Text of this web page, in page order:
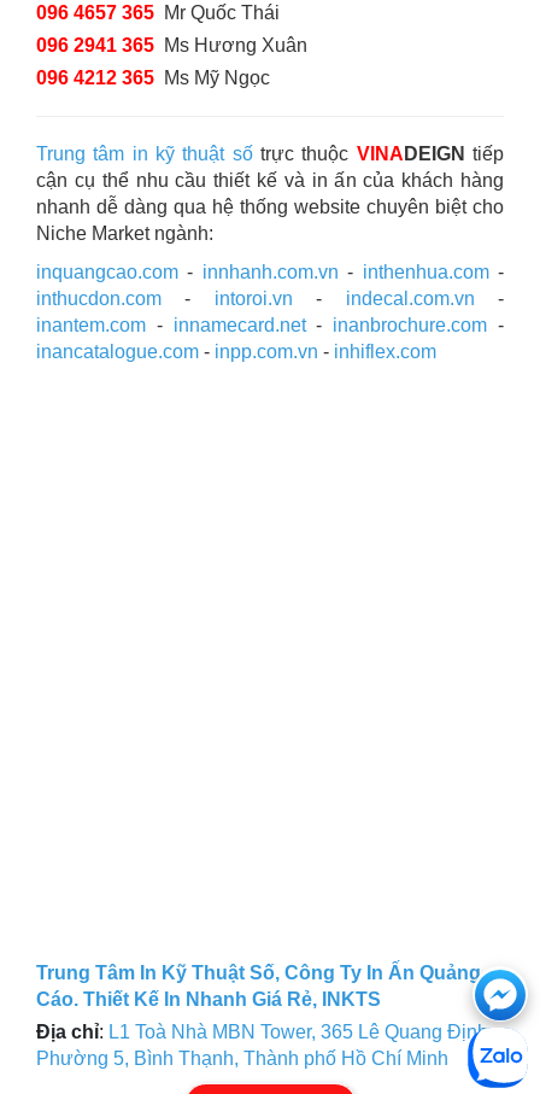
096 4657 365 Mr Quốc Thái
096 2941 365 Ms Hương Xuân
096 4212 365 Ms Mỹ Ngọc
Trung tâm in kỹ thuật sốtrực thuộc VINA DEIGN tiếp
cận cụ thể nhu cầu thiết kế và in ấn của khách hàng
nhanh dễ dàng qua hệ thống website chuyên biệt cho
Niche Market ngành:
inquangcao.com - innhanh.com.vn - inthenhua.com-
inthucdon.com - intoroi.vn - indecal.com.vn -
inantem.com - innamecard.net- inanbrochure.com -
inancatalogue.com - inpp.com.vn - inhiflex.com
Trung Tâm In Kỹ Thuật Số, Công Ty In Ấn Quảng
Cáo. Thiết Kế In Nhanh Giá Rẻ, INKTS
Địa chỉ: L1 Toà Nhà MBN Tower, 365 Lê Quang Định,
Phường 5, Bình Thạnh, Thành phố Hồ Chí Minh
với